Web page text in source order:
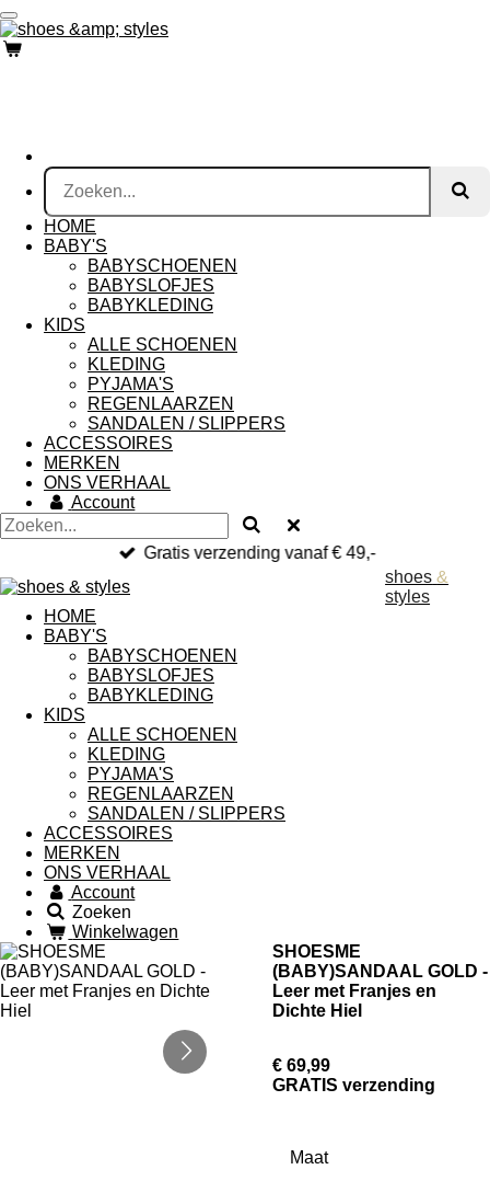
Ga
direct
naar
HOME
BABY'S
BABYSCHOENEN
BABYSLOFJES
BABYKLEDING
KIDS
ALLE SCHOENEN
KLEDING
PYJAMA'S
REGENLAARZEN
SANDALEN / SLIPPERS
ACCESSOIRES
MERKEN
ONS VERHAAL
Account
Gratis verzending vanaf € 49,-
shoes &
styles
HOME
BABY'S
BABYSCHOENEN
BABYSLOFJES
BABYKLEDING
KIDS
ALLE SCHOENEN
KLEDING
PYJAMA'S
REGENLAARZEN
SANDALEN / SLIPPERS
ACCESSOIRES
MERKEN
ONS VERHAAL
Account
Zoeken
Winkelwagen
SHOESME
(BABY)SANDAAL GOLD -
Leer met Franjes en
Dichte Hiel
€ 69,99
GRATIS verzending
Maat